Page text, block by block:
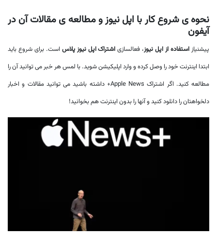
نحوه ی شروع کار با اپل نیوز و مطالعه ی مقالات آن در
آیفون
پیشنیاز استفاده از اپل نیوز، فعالسازی اشتراک اپل نیوز پلاس است. برای شروع باید
ابتدا اینترنت خود را وصل کرده و وارد اپلیکیشن شوید. با لمس هر خبر می توانید آن را
مطالعه کنید. اگر اشتراک Apple News+ داشته باشید می توانید مقالات و اخبار
دلخواهتان را دانلود کنید و آنها را بدون اینترنت هم بخوانید!